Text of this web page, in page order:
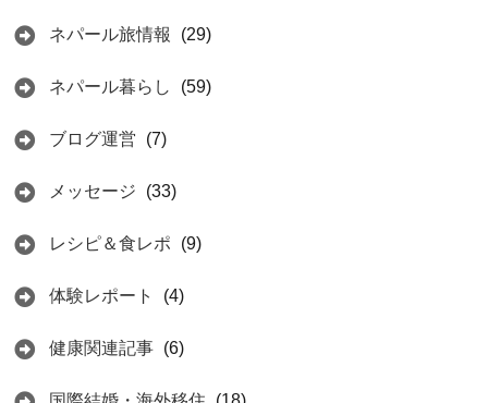
ネパール旅情報 (29)
ネパール暮らし (59)
ブログ運営 (7)
メッセージ (33)
レシピ＆食レポ (9)
体験レポート (4)
健康関連記事 (6)